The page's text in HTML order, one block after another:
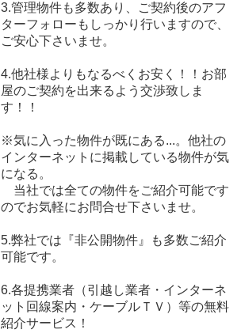
3.管理物件も多数あり、ご契約後のアフ
ターフォローもしっかり行いますので、
ご安心下さいませ。
4.他社様よりもなるべくお安く！！お部
屋のご契約を出来るよう交渉致しま
す！！
※気に入った物件が既にある...。他社の
インターネットに掲載している物件が気
になる。
当社では全ての物件をご紹介可能です
のでお気軽にお問合せ下さいませ。
5.弊社では『非公開物件』も多数ご紹介
可能です。
6.各提携業者（引越し業者・インターネ
ット回線案内・ケーブルＴＶ）等の無料
紹介サービス！